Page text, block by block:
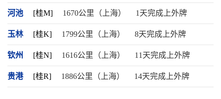
河池 [桂M] 1670公里（上海） 1天完成上外牌
玉林 [桂K] 1799公里（上海） 8天完成上外牌
钦州 [桂N] 1616公里（上海） 11天完成上外牌
贵港 [桂R] 1886公里（上海） 14天完成上外牌